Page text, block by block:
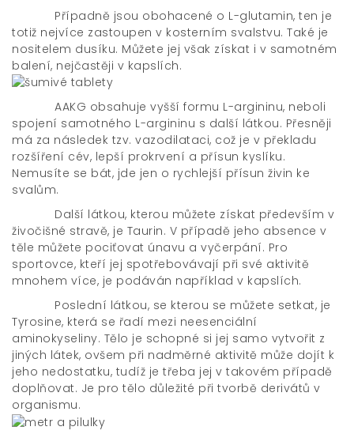
Případně jsou obohacené o L-glutamin, ten je
totiž nejvíce zastoupen v kosterním svalstvu. Také je
nositelem dusíku. Můžete jej však získat i v samotném
balení, nejčastěji v kapslích.
AAKG obsahuje vyšší formu L-argininu, neboli
spojení samotného L-argininu s další látkou. Přesněji
má za následek tzv. vazodilataci, což je v překladu
rozšíření cév, lepší prokrvení a přísun kyslíku.
Nemusíte se bát, jde jen o rychlejší přísun živin ke
svalům.
Další látkou, kterou můžete získat především v
živočišné stravě, je Taurin. V případě jeho absence v
těle můžete pociťovat únavu a vyčerpání. Pro
sportovce, kteří jej spotřebovávají při své aktivitě
mnohem více, je podáván například v kapslích.
Poslední látkou, se kterou se můžete setkat, je
Tyrosine, která se řadí mezi neesenciální
aminokyseliny. Tělo je schopné si jej samo vytvořit z
jiných látek, ovšem při nadměrné aktivitě může dojít k
jeho nedostatku, tudíž je třeba jej v takovém případě
doplňovat. Je pro tělo důležité při tvorbě derivátů v
organismu.